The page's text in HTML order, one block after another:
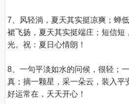
7、风轻淌，夏天其实挺凉爽；蝉
裙飞扬，夏天其实挺端庄；短信短
光。祝：夏日心情朗！
8、一句平淡如水的问候，很轻；
真；摘一颗星，采一朵云，装入平
好运常在，天天开心！